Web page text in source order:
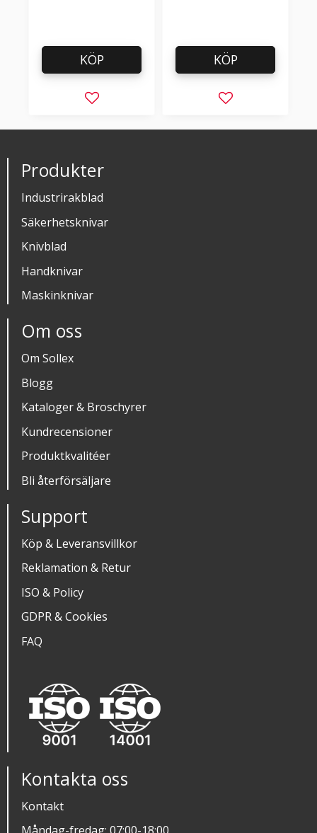
Lägg till i favoriter
KÖP
Lägg till i
KÖP
Produkter
Industrirakblad
Säkerhetsknivar
Knivblad
Handknivar
Maskinknivar
Om oss
Om Sollex
Blogg
Kataloger & Broschyrer
Kundrecensioner
Produktkvalitéer
Bli återförsäljare
Support
Köp & Leveransvillkor
Reklamation & Retur
ISO & Policy
GDPR & Cookies
FAQ
Kontakta oss
Kontakt